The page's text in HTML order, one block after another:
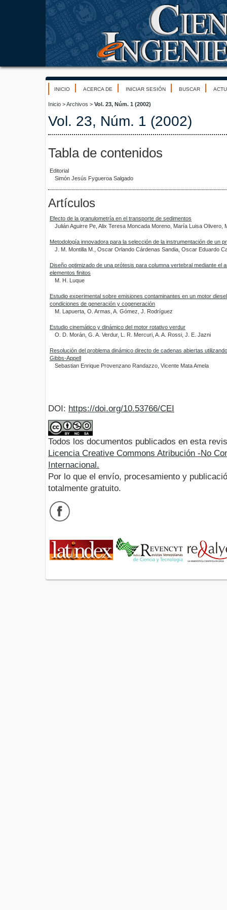
INICIO ACERCA DE INICIAR SESIÓN BUSCAR
Inicio >Archivos > Vol. 23, Núm. 1 (2002)
Vol. 23, Núm. 1 (2002)
Tabla de contenidos
Editorial
Simón Jesús Fygueroa Salgado
Artículos
Efecto de la granulometría en el transporte de sedimentos
Julián Aguirre Pe, Alix Teresa Moncada Moreno, María Luisa Olivero,
Metodología innovadora para la selección de la instrumentación de un
J. M. Montilla M., Oscar Orlando Cárdenas Sandia, Oscar Eduardo
Diseño optimizado de una prótesis para columna vertebral mediante el
elementos finitos
M. H. Luque
Estudio experimental sobre emisiones contaminantes en un motor
condiciones de generación y cogeneración
M. Lapuerta, O. Armas, A. Gómez, J. Rodríguez
Estudio cinemático y dinámico del motor rotativo verdur
O. D. Morán, G. A. Verdur, L. R. Mercuri, A. A. Rossi, J. E. Jazni
Resolución del problema dinámico directo de cadenas abiertas
Gibbs-Appell
Sebastian Enrique Provenzano Randazzo, Vicente Mata Amela
DOI: https://doi.org/10.53766/CEI
Todos los documentos publicados en esta
Licencia Creative Commons Atribución -No
Internacional.
Por lo que el envío, procesamiento y
totalmente gratuito.